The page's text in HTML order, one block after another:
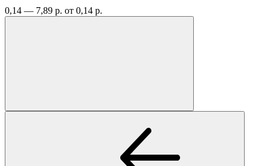
0,14 — 7,89 р. от 0,14 р.